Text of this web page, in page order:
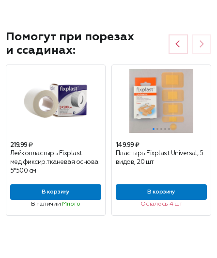
Помогут при порезах
и ссадинах:
219.99 ₽
Лейкопластырь Fixplast
мед.фиксир.тканевая основа
5*500 см
В корзину
В наличии Много
149.99 ₽
Пластырь Fixplast Universal, 5
видов, 20 шт
В корзину
Осталось 4 шт